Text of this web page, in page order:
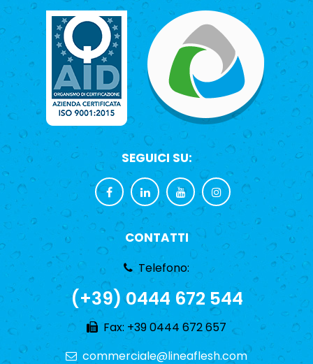
SEGUICI SU:
CONTATTI
Telefono:
(+39) 0444 672 544
Fax: +39 0444 672 657
commerciale@lineaflesh.com